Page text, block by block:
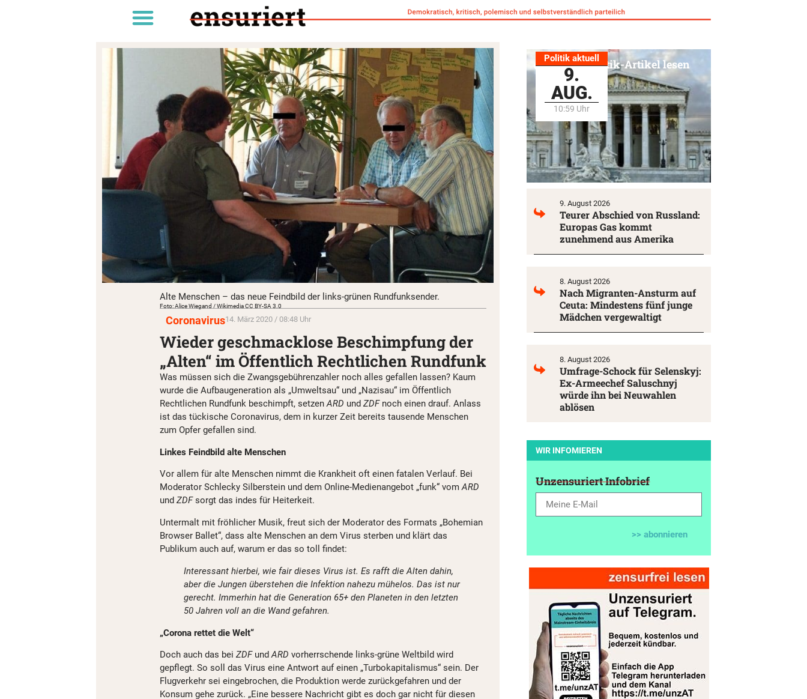
Alte Menschen – das neue Feindbild der links-grünen Rundfunksender.
Foto: Alice Wiegand / Wikimedia CC BY-SA 3.0
Coronavirus14. März 2020 / 08:48 Uhr
Wieder geschmacklose Beschimpfung der
„Alten“ im Öffentlich Rechtlichen Rundfunk
Was müssen sich die Zwangsgebührenzahler noch alles gefallen lassen? Kaum
wurde die Aufbaugeneration als „Umweltsau“ und „Nazisau“ im Öffentlich
Rechtlichen Rundfunk beschimpft, setzenARD und ZDFnoch einen drauf. Anlass
ist das tückische Coronavirus, dem in kurzer Zeit bereits tausende Menschen
zum Opfer gefallen sind.
Linkes Feindbild alte Menschen
Vor allem für alte Menschen nimmt die Krankheit oft einen fatalen Verlauf. Bei
Moderator Schlecky Silberstein und dem Online-Medienangebot „funk“ vomARD
und ZDFsorgt das indes für Heiterkeit.
Untermalt mit fröhlicher Musik, freut sich der Moderator des Formats „Bohemian
Browser Ballet“, dass alte Menschen an dem Virus sterben und klärt das
Publikum auch auf, warum er das so toll findet:
Interessant hierbei, wie fair dieses Virus ist. Es rafft die Alten dahin,
aber die Jungen überstehen die Infektion nahezu mühelos. Das ist nur
gerecht. Immerhin hat die Generation 65+ den Planeten in den letzten
50 Jahren voll an die Wand gefahren.
„Corona rettet die Welt“
Doch auch das bei ZDFundARD vorherrschende links-grüne Weltbild wird
gepflegt. So soll das Virus eine Antwort auf einen „Turbokapitalismus“ sein. Der
Flugverkehr sei eingebrochen, die Produktion werde zurückgefahren und der
Konsum gehe zurück. „Eine bessere Nachricht gibt es doch gar nicht für diesen
Politik aktuell
9.
AUG.
10:59 Uhr
Alle Politik-Artikel lesen
9. August 2026
Teurer Abschied von Russland:
Europas Gas kommt
zunehmend aus Amerika
8. August 2026
Nach Migranten-Ansturm auf
Ceuta: Mindestens fünf junge
Mädchen vergewaltigt
8. August 2026
Umfrage-Schock für Selenskyj:
Ex-Armeechef Saluschnyj
würde ihn bei Neuwahlen
ablösen
WIR INFOMIEREN
Unzensuriert Infobrief
>> abonnieren